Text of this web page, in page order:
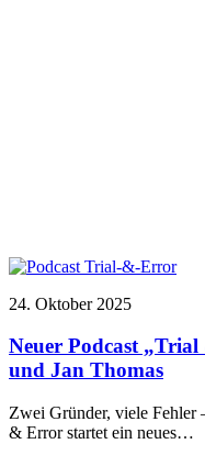
24. Oktober 2025
Neuer Podcast
und Jan Thomas
Zwei Gründer, viele Fehler
& Error startet ein neues…